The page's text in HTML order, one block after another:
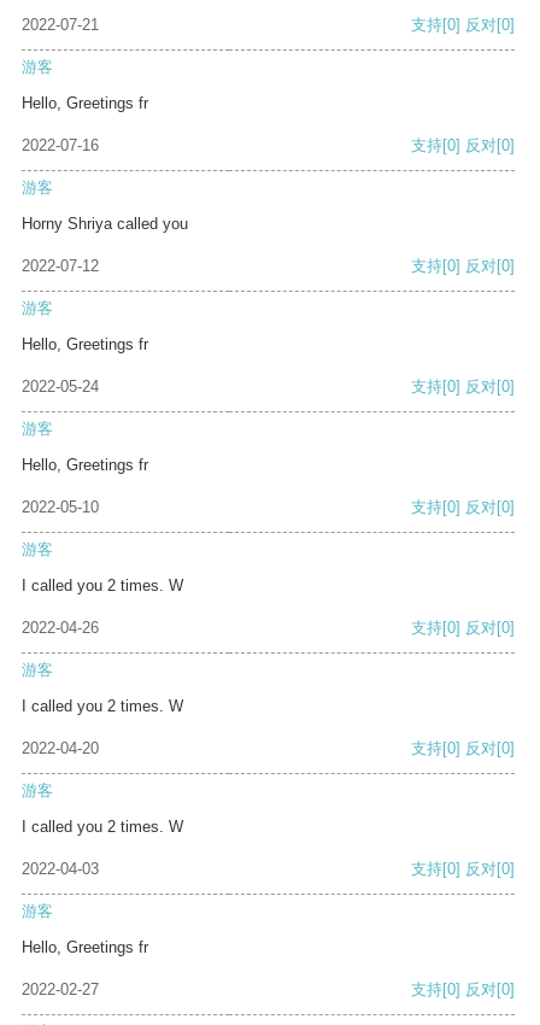
2022-07-21 支持[0] 反对[0]
游客
Hello, Greetings fr
2022-07-16 支持[0] 反对[0]
游客
Horny Shriya called you
2022-07-12 支持[0] 反对[0]
游客
Hello, Greetings fr
2022-05-24 支持[0] 反对[0]
游客
Hello, Greetings fr
2022-05-10 支持[0] 反对[0]
游客
I called you 2 times. W
2022-04-26 支持[0] 反对[0]
游客
I called you 2 times. W
2022-04-20 支持[0] 反对[0]
游客
I called you 2 times. W
2022-04-03 支持[0] 反对[0]
游客
Hello, Greetings fr
2022-02-27 支持[0] 反对[0]